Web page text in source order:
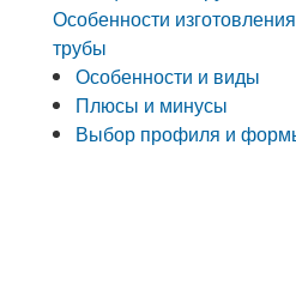
Особенности
трубы
Особенности и виды
Плюсы и минусы
Выбор профиля и